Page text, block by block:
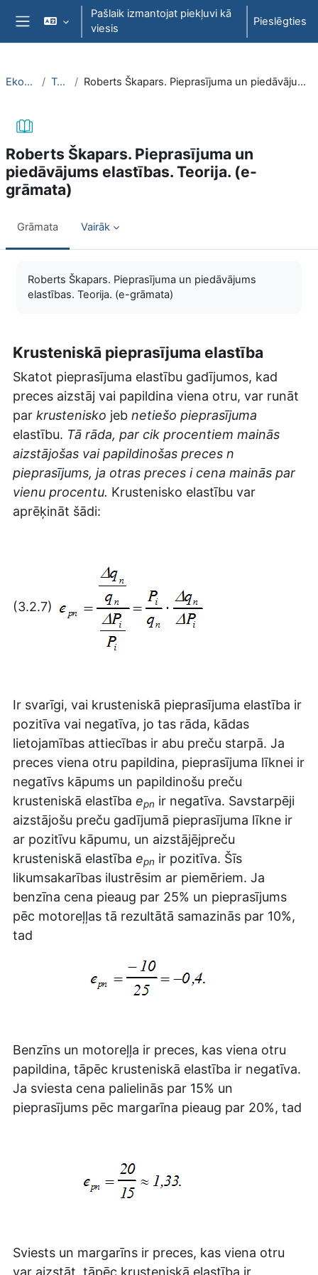
Atvērt galveno saturu
Sānu panelis
Pašlaik izmantojat piekļuvi kā
viesis
Pieslēgties
EkonT000 Topic 7 Roberts Škapars. Pieprasījuma un piedāvājums elastības. Teorija. (e-grāmata)
Roberts Škapars. Pieprasījuma un
piedāvājums elastības. Teorija. (e-
grāmata)
Grāmata Vairāk
Roberts Škapars. Pieprasījuma un piedāvājums
elastības. Teorija. (e-grāmata)
Krusteniskā pieprasījuma elastība
Skatot pieprasījuma elastību gadījumos, kad
preces aizstāj vai papildina viena otru, var runāt
par krustenisko jeb netiešo pieprasījuma
elastību. Tā rāda, par cik procentiem mainās
aizstājošas vai papildinošas preces n
pieprasījums, ja otras preces i cena mainās par
vienu procentu. Krustenisko elastību var
aprēķināt šādi:
(3.2.7)
Ir svarīgi, vai krusteniskā pieprasījuma elastība ir
pozitīva vai negatīva, jo tas rāda, kādas
lietojamības attiecības ir abu preču starpā. Ja
preces viena otru papildina, pieprasījuma līknei ir
negatīvs kāpums un papildinošu preču
krusteniskā elastība epn ir negatīva. Savstarpēji
aizstājošu preču gadījumā pieprasījuma līkne ir
ar pozitīvu kāpumu, un aizstājējpreču
krusteniskā elastība epn ir pozitīva. Šīs
likumsakarības ilustrēsim ar piemēriem. Ja
benzīna cena pieaug par 25% un pieprasījums
pēc motoreļļas tā rezultātā samazinās par 10%,
tad
Benzīns un motoreļļa ir preces, kas viena otru
papildina, tāpēc krusteniskā elastība ir negatīva.
Ja sviesta cena palielinās par 15% un
pieprasījums pēc margarīna pieaug par 20%, tad
Sviests un margarīns ir preces, kas viena otru
var aizstāt, tāpēc krusteniskā elastība ir